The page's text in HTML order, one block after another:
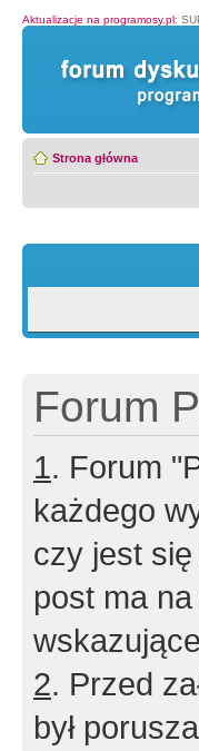
Aktualizacje na programosy.pl:
Strona główna
Forum
1. Forum
każdego
czy jest
post ma
2. Przed
był